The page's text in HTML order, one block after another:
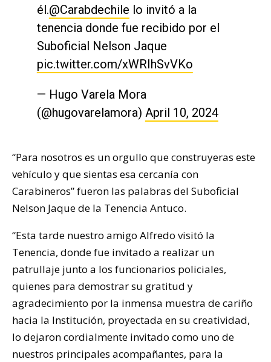
él.@Carabdechile lo invitó a la
tenencia donde fue recibido por el
Suboficial Nelson Jaque
pic.twitter.com/xWRIhSvVKo
— Hugo Varela Mora
(@hugovarelamora) April 10, 2024
“Para nosotros es un orgullo que construyeras este
vehículo y que sientas esa cercanía con
Carabineros” fueron las palabras del Suboficial
Nelson Jaque de la Tenencia Antuco.
“Esta tarde nuestro amigo Alfredo visitó la
Tenencia, donde fue invitado a realizar un
patrullaje junto a los funcionarios policiales,
quienes para demostrar su gratitud y
agradecimiento por la inmensa muestra de cariño
hacia la Institución, proyectada en su creatividad,
lo dejaron cordialmente invitado como uno de
nuestros principales acompañantes, para la